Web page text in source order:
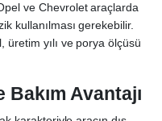
ve Chevrolet araçlarda
kullanılması gerekebilir.
yılı ve porya ölçüsü
Avantajı